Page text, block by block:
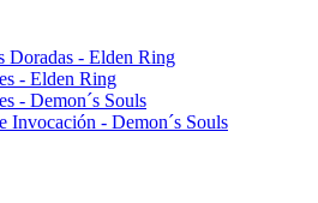
Doradas - Elden Ring
- Elden Ring
- Demon´s Souls
Invocación - Demon´s Souls